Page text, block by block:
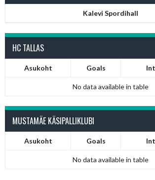
Kalevi Spordihall
HC TALLAS
Asukoht Goals
No data available in table
MUSTAMÄE KÄSIPALLIKLUBI
Asukoht Goals
No data available in table